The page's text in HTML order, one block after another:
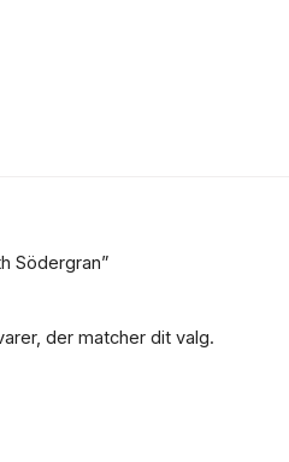
Södergran”
der matcher dit valg.